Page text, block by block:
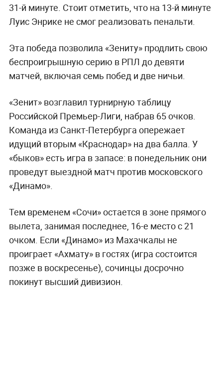
31-й минуте. Стоит отметить, что на 13-й минуте
Луис Энрике не смог реализовать пенальти.
Эта победа позволила «Зениту» продлить свою
беспроигрышную серию в РПЛ до девяти
матчей, включая семь побед и две ничьи.
«Зенит» возглавил турнирную таблицу
Российской Премьер-Лиги, набрав 65 очков.
Команда из Санкт-Петербурга опережает
идущий вторым «Краснодар» на два балла. У
«быков» есть игра в запасе: в понедельник они
проведут выездной матч против московского
«Динамо».
Тем временем «Сочи» остается в зоне прямого
вылета, занимая последнее, 16-е место с 21
очком. Если «Динамо» из Махачкалы не
проиграет «Ахмату» в гостях (игра состоится
позже в воскресенье), сочинцы досрочно
покинут высший дивизион.